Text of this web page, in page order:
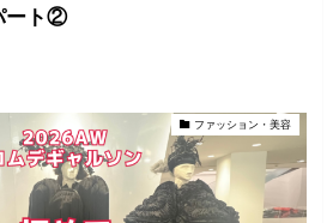
ート②
ファッション・美容